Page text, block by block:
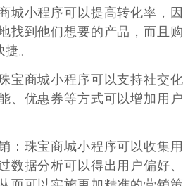
城小程序可以提高转化率，因
找到他们想要的产品，而且购
。
宝商城小程序可以支持社交化
、优惠券等方式可以增加用户
：珠宝商城小程序可以收集用
数据分析可以得出用户偏好、